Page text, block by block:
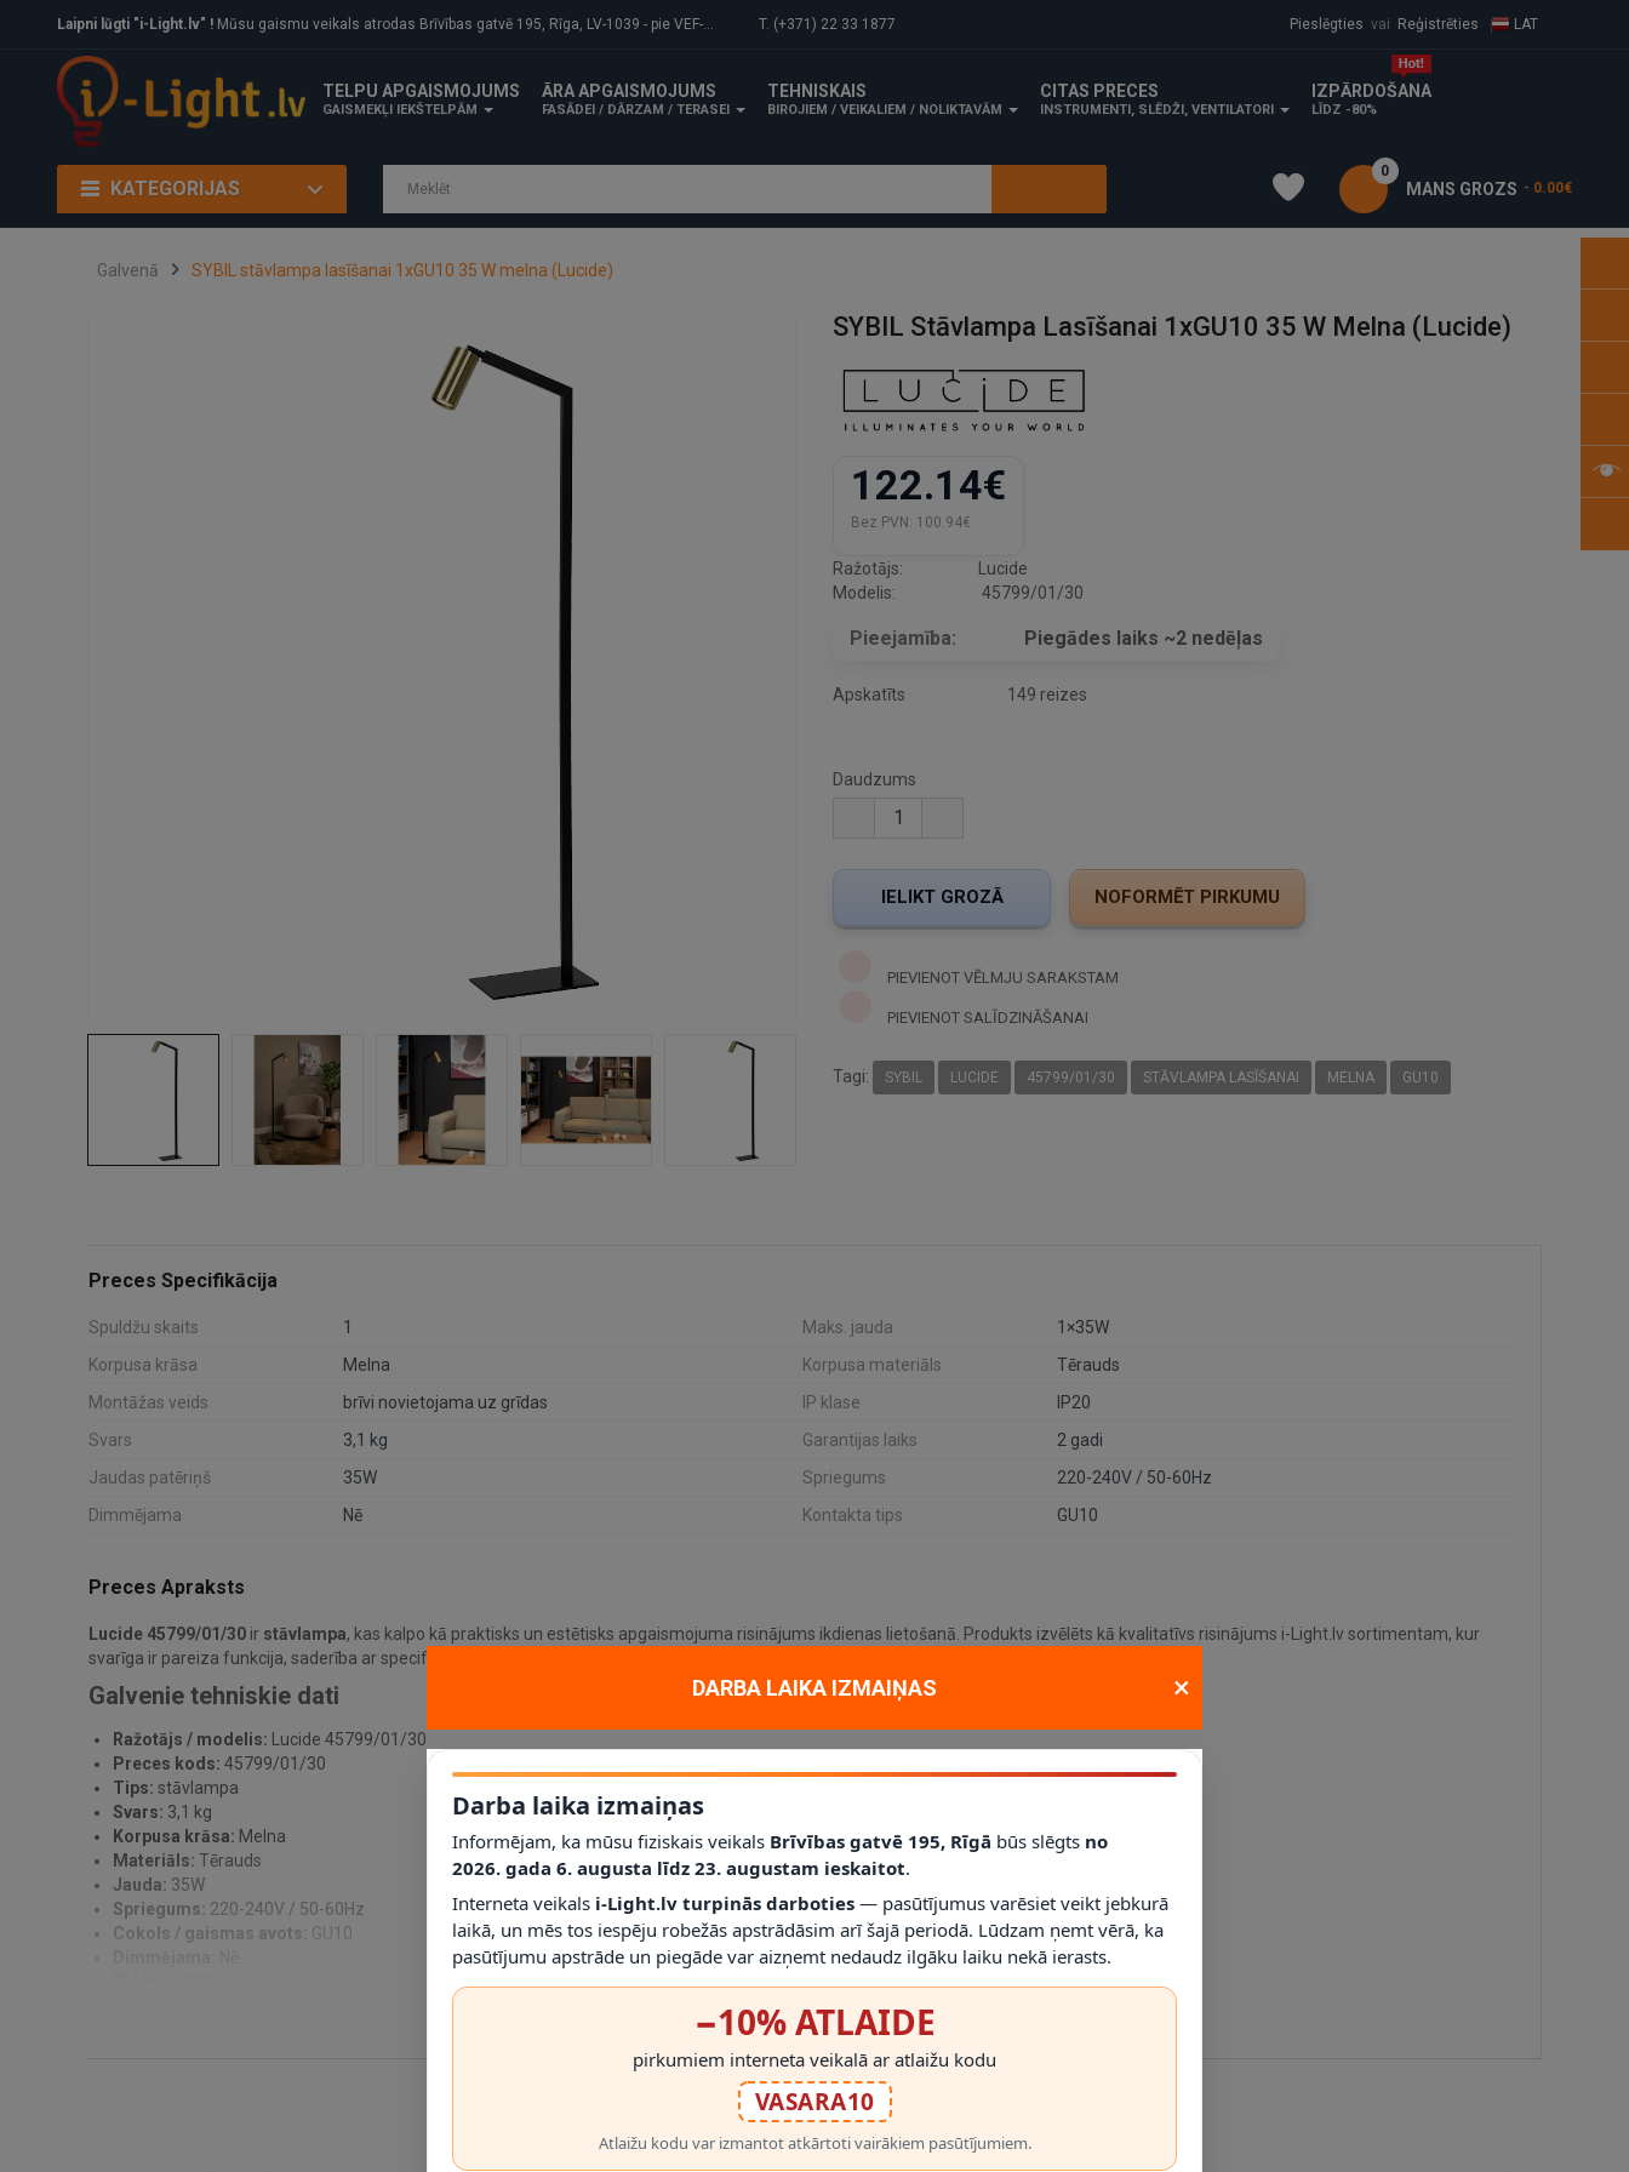
Laipni lūgti "i-Light.lv" ! Mūsu gaismu veikals atrodas Brīvības gatvē 195, Rīga, LV-1039 - pie VEF-Gaisa tilta. T. (+371) 22 33 1877 Pieslēgties vai Reģistrēties LAT
TELPU APGAISMOJUMS
GAISMEKĻI IEKŠTELPĀM
ĀRA APGAISMOJUMS
FASĀDEI / DĀRZAM / TERASEI
TEHNISKAIS
BIROJIEM / VEIKALIEM / NOLIKTAVĀM
CITAS PRECES
INSTRUMENTI, SLĒDŽI, VENTILATORI
IZPĀRDOŠANA
LĪDZ -80%
KATEGORIJAS MANS GROZS
0
- 0.00€
Galvenā SYBIL stāvlampa lasīšanai 1xGU10 35 W melna (Lucide)
SYBIL Stāvlampa Lasīšanai 1xGU10 35 W Melna (Lucide)
122.14€
Bez PVN: 100.94€
Ražotājs:
Lucide
Modelis:
45799/01/30
Pieejamība: Piegādes laiks ~2 nedēļas
Apskatīts 149 reizes
Daudzums
PIEVIENOT VĒLMJU SARAKSTAM
PIEVIENOT SALĪDZINĀŠANAI
Tagi: SYBIL LUCIDE 45799/01/30 STĀVLAMPA LASĪŠANAI MELNA GU10
Preces Specifikācija
Spuldžu skaits 1 Maks. jauda
1×35W
Korpusa krāsa
Melna Korpusa materiāls
Tērauds
Montāžas veids
brīvi novietojama uz grīdas IP klase
IP20
Svars
3,1 kg Garantijas laiks
2 gadi
Jaudas patēriņš
35W Spriegums
220-240V / 50-60Hz
Dimmējama
Nē Kontakta tips GU10
Preces Apraksts
Lucide 45799/01/30 ir stāvlampa, kas kalpo kā praktisks un estētisks apgaismojuma risinājums ikdienas lietošanā. Produkts izvēlēts kā kvalitatīvs risinājums i-Light.lv sortimentam, kur
svarīga ir pareiza funkcija, saderība ar specifikāciju un vizuāli tīrs rezultāts.
Galvenie tehniskie dati
Ražotājs / modelis: Lucide 45799/01/30
Preces kods: 45799/01/30
Tips: stāvlampa
Svars: 3,1 kg
Korpusa krāsa: Melna
Materiāls: Tērauds
Jauda: 35W
Spriegums: 220-240V / 50-60Hz
Cokols / gaismas avots: GU10
, tāpēc to ir viegli saskaņot ar pārējo interjeru vai fasādi. Šis modelis ir piemērots situācijām, kur jāpanāk sakārtots apgaismojums bez liekas
vizuālas pārslodzes un kur produkta tehniskie parametri ir tikpat svarīgi kā izskats.
RĀDĪT VAIRĀK
DARBA LAIKA IZMAIŅAS ×
Darba laika izmaiņas
Informējam, ka mūsu fiziskais veikals Brīvības gatvē 195, Rīgā būs slēgts no
2026. gada 6. augusta līdz 23. augustam ieskaitot.
Interneta veikals i-Light.lv turpinās darboties — pasūtījumus varēsiet veikt jebkurā
laikā, un mēs tos iespēju robežās apstrādāsim arī šajā periodā. Lūdzam ņemt vērā, ka
pasūtījumu apstrāde un piegāde var aizņemt nedaudz ilgāku laiku nekā ierasts.
−10% ATLAIDE
pirkumiem interneta veikalā ar atlaižu kodu
VASARA10
Atlaižu kodu var izmantot atkārtoti vairākiem pasūtījumiem.